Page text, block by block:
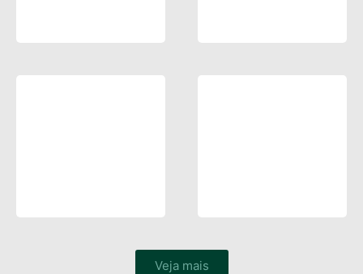
Veja mais